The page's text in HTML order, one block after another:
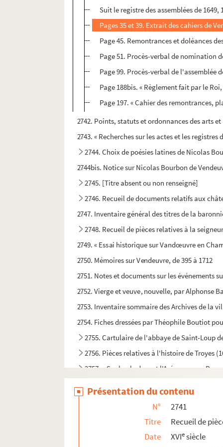
Suit le registre des assemblées de 1649,
Pages 35 et 39. Extrait des cahiers de
Page 45. Remontrances et doléances
Page 51. Procès-verbal de nomination
Page 99. Procès-verbal de l'assemblée
Page 188bis. « Règlement fait par le
Page 197. « Cahier des remontrances,
2742. Points, statuts et ordonnances des arts
2743. « Recherches sur les actes et les
2744. Choix de poésies latines de Nicolas
2744bis. Notice sur Nicolas Bourbon de
2745. [Titre absent ou non renseigné]
2746. Recueil de documents relatifs aux
2747. Inventaire général des titres de la
2748. Recueil de pièces relatives à la
2749. « Essai historique sur Vandœuvre en
2750. Mémoires sur Vendeuvre, de 395 à 1712
2751. Notes et documents sur les événements
2752. Vierge et veuve, nouvelle, par Alphonse
2753. Inventaire sommaire des Archives de la
2754. Fiches dressées par Théophile Boutiot
2755. Cartulaire de l'abbaye de Saint-Loup
2756. Pièces relatives à l'histoire de Troyes
2757. « Sophocle devant l'Aréopage, ou
2759. « Mélanges de littérature, contenant des
Présentation du contenu
N°
2741
Titre
Recueil de
Date
XVIesiècle